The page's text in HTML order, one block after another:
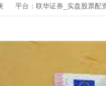
平台：联华证券_实盘股票配